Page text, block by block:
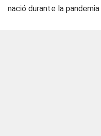
nació durante la pandemia.